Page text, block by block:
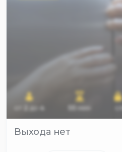
до 4 мин
Выхода нет